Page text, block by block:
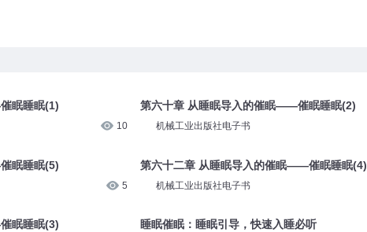
眠睡眠(1)
10
眠睡眠(5)
5
眠睡眠(3)
第六十章 从睡眠导入的催眠——催眠睡眠(2)
机械工业出版社电子书
第六十二章 从睡眠导入的催眠——催眠睡眠(4)
机械工业出版社电子书
睡眠催眠：睡眠引导，快速入睡必听